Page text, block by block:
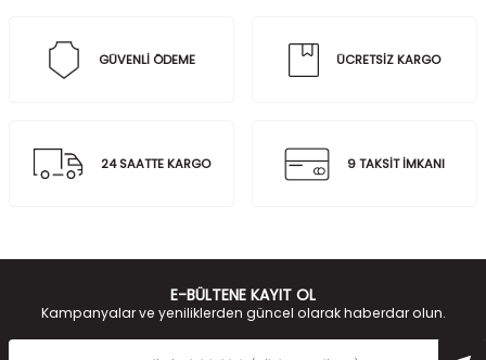
GÜVENLİ ÖDEME ÜCRETSİZ KARGO
24 SAATTE KARGO 9 TAKSİT İMKANI
E-BÜLTENE KAYIT OL
Kampanyalar ve yeniliklerden güncel olarak haberdar olun.